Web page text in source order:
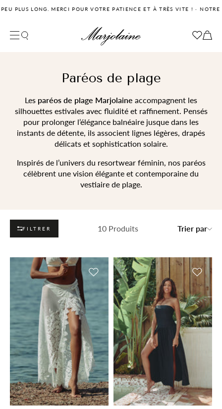
Votre panier est vide pour le moment
LONG. MERCI POUR VOTRE PATIENCE ET À TRÈS VITE ! ·NOTRE
Paréos de plage
Les paréos de plage Marjolaine accompagnent les
silhouettes estivales avec fluidité et raffinement. Pensés
pour prolonger l’élégance balnéaire jusque dans les
instants de détente, ils associent lignes légères, drapés
délicats et sophistication solaire.
Inspirés de l’univers du resortwear féminin, nos paréos
célèbrent une vision élégante et contemporaine du
vestiaire de plage.
FILTRER 10 Produits Trier par
Ajouter à la liste de souhaitsAjouter